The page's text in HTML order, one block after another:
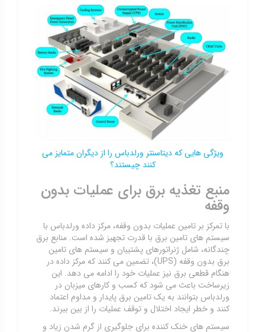
ویژگی هایی که دیتاسنتر ورلدباس را از دیگران متمایز می
کنند چیستند؟
منبع تغذیه برق برای عملیات بدون
وقفه
با تمرکز بر تامین عملیات بدون وقفه، مرکز داده ورلدباس با
سیستم های تامین برق با قدرت تجهیز شده است. منابع برق
چندگانه، شامل ژنراتورهای پشتیبان و سیستم های تامین
برق بدون وقفه (UPS)، تضمین می کنند که مرکز داده در
هنگام قطعی برق نیز عملیات خود را ادامه می دهد. این
زیرساخت باعث می شود که کسب و کارهای میزبان در
ورلدباس بتوانند به یک تامین برق پایدار و مداوم اعتماد
کنند و خطر ایجاد اختلال و توقف عملیات را از بین ببرند.
سیستم های خنک کننده برای جلوگیری از گرم شدن زیاد و